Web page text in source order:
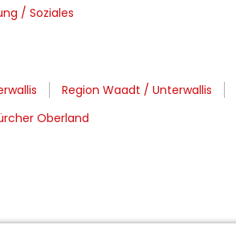
/ Soziales
Region Waadt / Unterwallis
Oberland